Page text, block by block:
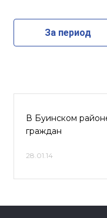
За период
В Буинском
граждан
28.01.14